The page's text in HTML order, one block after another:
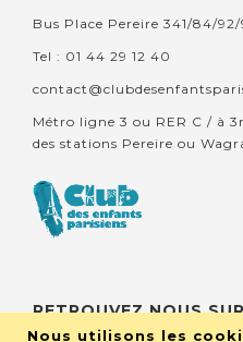
Nous utilisons les
Bus Place Pereire 341/84/92/
Tel : 01 44 29 12 40
Métro ligne 3 ou RER C / à
des stations Pereire ou
RETROUVEZ NOUS